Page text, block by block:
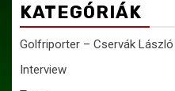
KATEGÓRIÁK
Golfriporter – Cservák László
Interview